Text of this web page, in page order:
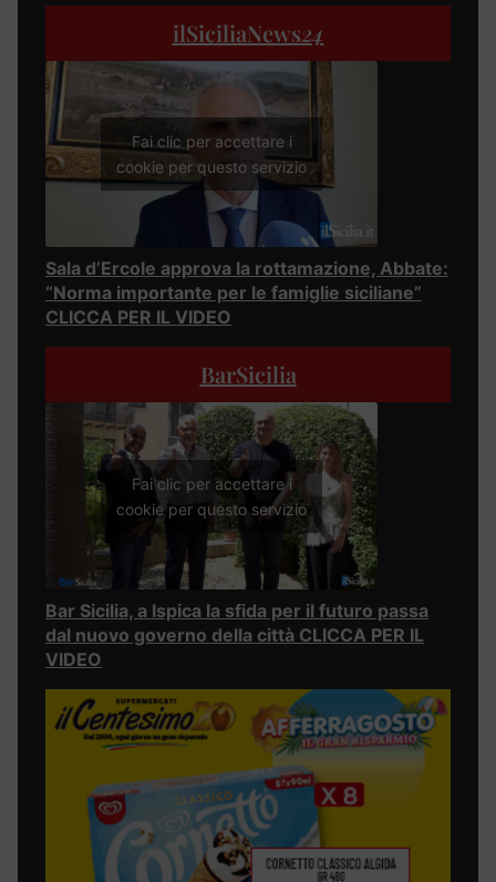
ilSiciliaNews24
Fai clic per accettare i
cookie per questo servizio
Sala d’Ercole approva la rottamazione, Abbate:
“Norma importante per le famiglie siciliane”
CLICCA PER IL VIDEO
BarSicilia
Fai clic per accettare i
cookie per questo servizio
Bar Sicilia, a Ispica la sfida per il futuro passa
dal nuovo governo della città CLICCA PER IL
VIDEO